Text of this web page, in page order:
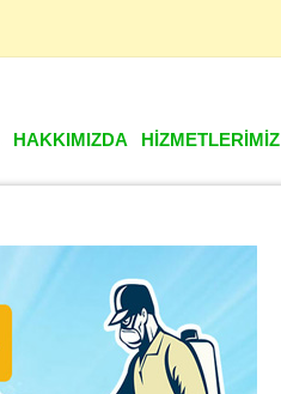
HAKKIMIZDA HİZMETLERİMİZ